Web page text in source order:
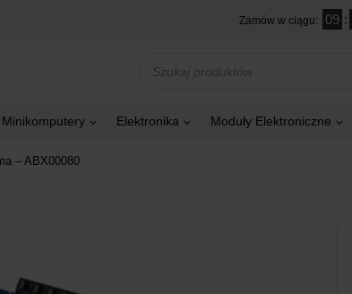
Zamów w ciągu: 09 :
produktów
Minikomputery Elektronika Moduły Elektroniczne
– ABX00080